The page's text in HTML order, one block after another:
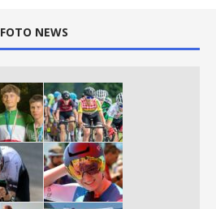
FOTO NEWS